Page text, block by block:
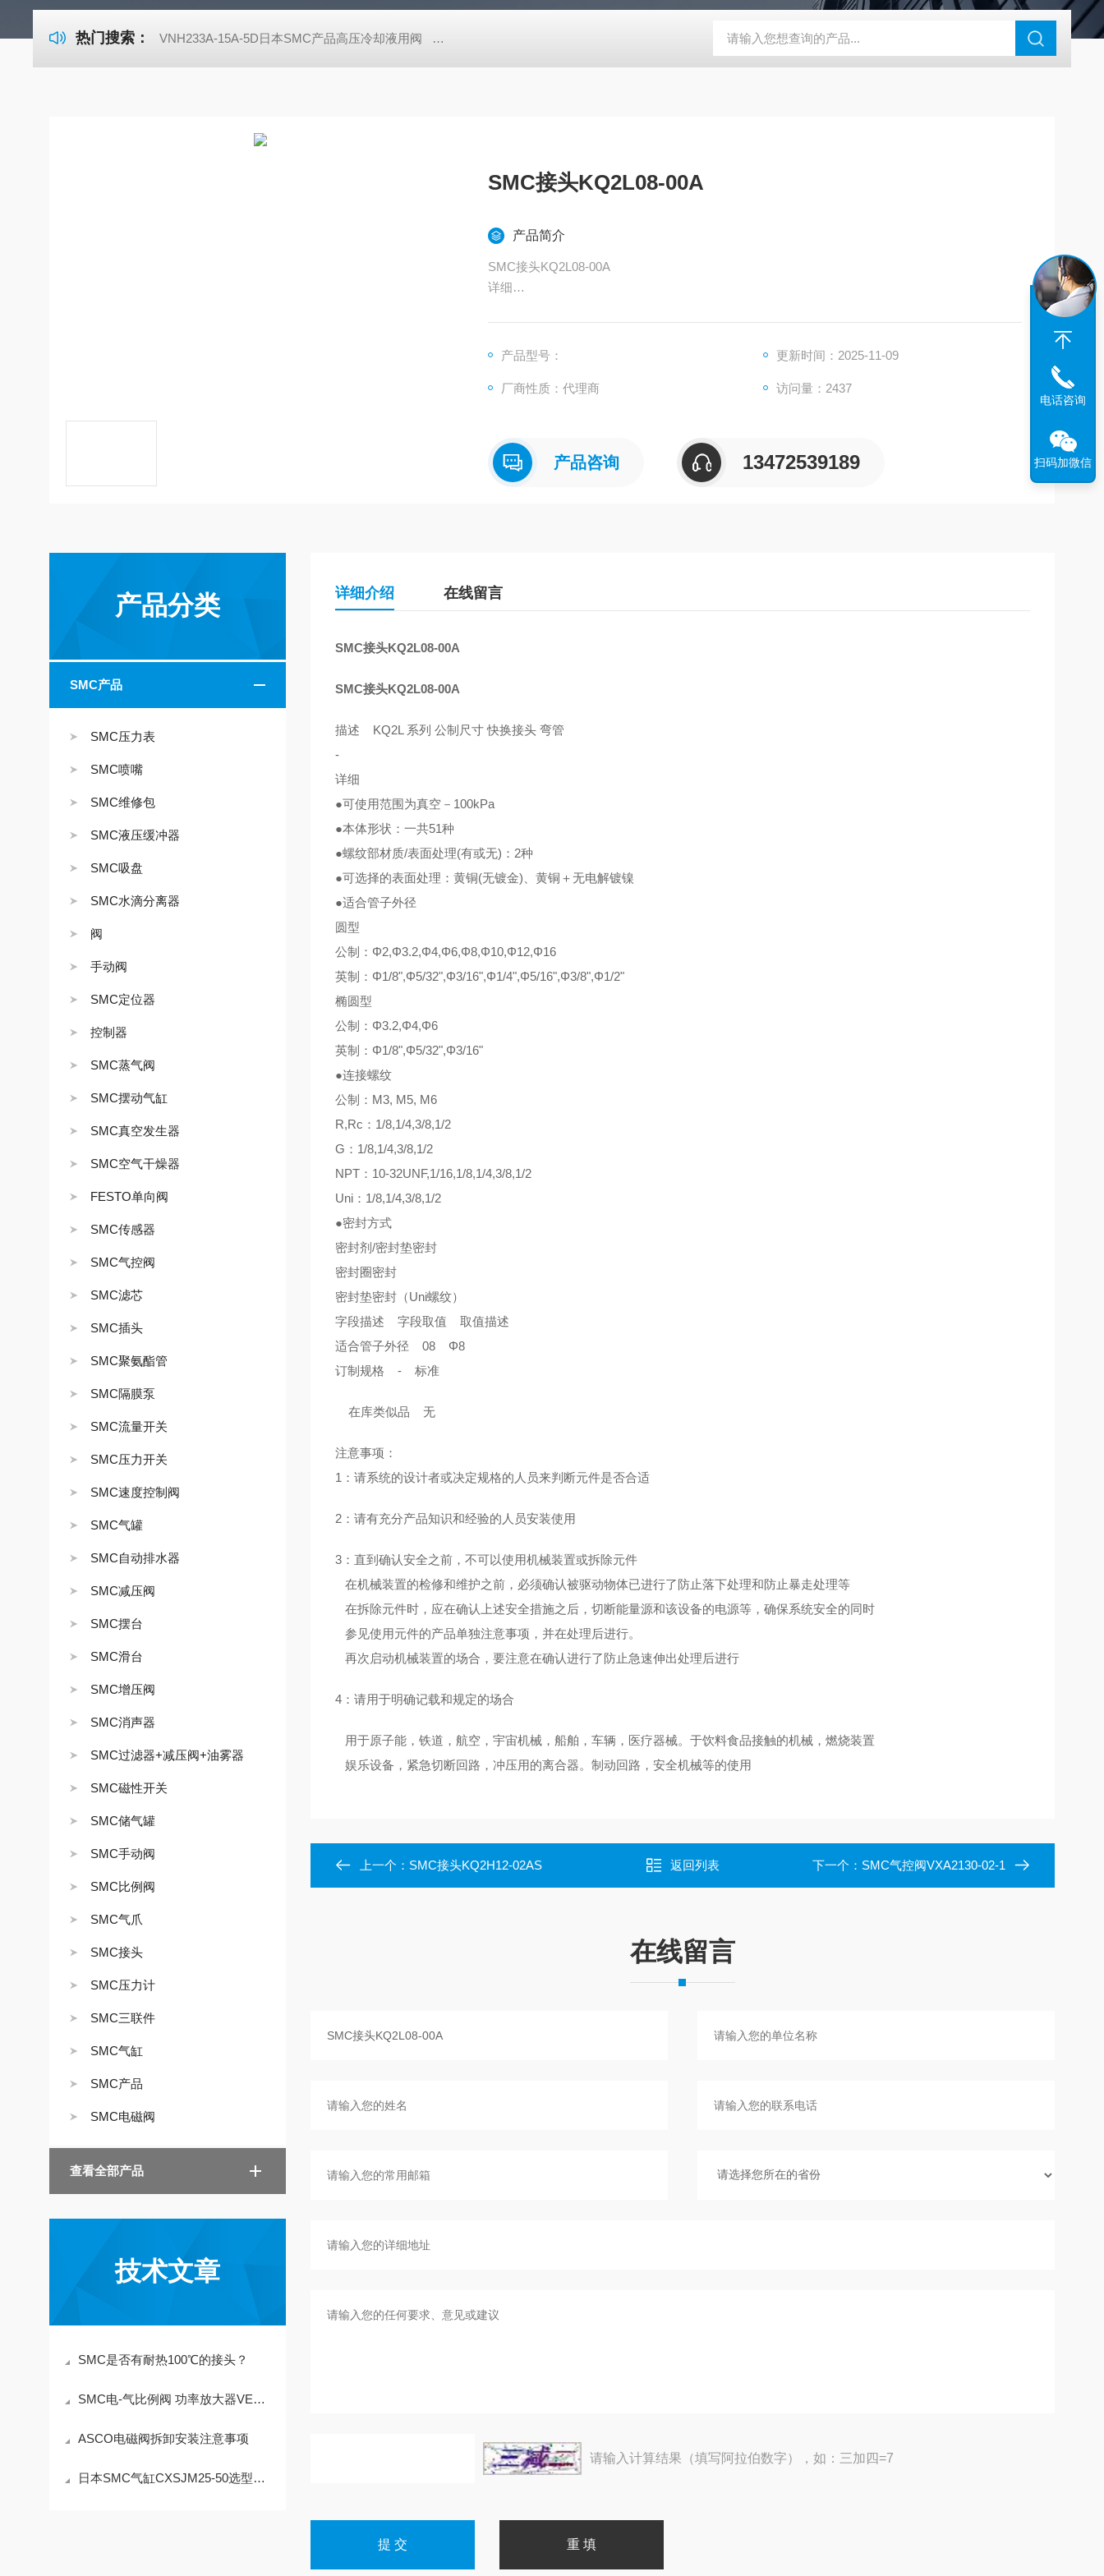
热门搜索： VNH233A-15A-5D日本SMC产品高压冷却液用阀 MVSD-180-4E1-AC220V代理金器Mindman电磁阀MVSD-180-4E1-AC220V 麦特沃克
SMC接头KQ2L08-00A
产品简介
SMC接头KQ2L08-00A
详细
●螺纹部材质/表面处理（有或无）：2种
●适合管子外径
产品型号： 更新时间：2025-11-09
厂商性质：代理商 访问量：2437
产品咨询 13472539189
产品分类
SMC产品
SMC压力表
SMC喷嘴
SMC维修包
SMC液压缓冲器
SMC吸盘
SMC水滴分离器
阀
手动阀
SMC定位器
控制器
SMC蒸气阀
SMC摆动气缸
SMC真空发生器
SMC空气干燥器
FESTO单向阀
SMC传感器
SMC气控阀
SMC滤芯
SMC插头
SMC聚氨酯管
SMC隔膜泵
SMC流量开关
SMC压力开关
SMC速度控制阀
SMC气罐
SMC自动排水器
SMC减压阀
SMC摆台
SMC滑台
SMC增压阀
SMC消声器
SMC过滤器+减压阀+油雾器
SMC磁性开关
SMC储气罐
SMC手动阀
SMC比例阀
SMC气爪
SMC接头
SMC压力计
SMC三联件
SMC气缸
SMC产品
SMC电磁阀
查看全部产品
技术文章
SMC是否有耐热100℃的接头？
SMC电-气比例阀 功率放大器VEA系列VEA111
ASCO电磁阀拆卸安装注意事项
日本SMC气缸CXSJM25-50选型方法
详细介绍 在线留言
SMC接头KQ2L08-00A
SMC接头KQ2L08-00A
描述 KQ2L 系列 公制尺寸 快换接头 弯管
-
详细
●可使用范围为真空－100kPa
●本体形状：一共51种
●螺纹部材质/表面处理(有或无)：2种
●可选择的表面处理：黄铜(无镀金)、黄铜＋无电解镀镍
●适合管子外径
圆型
公制：Φ2,Φ3.2,Φ4,Φ6,Φ8,Φ10,Φ12,Φ16
英制：Φ1/8",Φ5/32",Φ3/16",Φ1/4",Φ5/16",Φ3/8",Φ1/2"
椭圆型
公制：Φ3.2,Φ4,Φ6
英制：Φ1/8",Φ5/32",Φ3/16"
●连接螺纹
公制：M3, M5, M6
R,Rc：1/8,1/4,3/8,1/2
G：1/8,1/4,3/8,1/2
NPT：10-32UNF,1/16,1/8,1/4,3/8,1/2
Uni：1/8,1/4,3/8,1/2
●密封方式
密封剂/密封垫密封
密封圈密封
密封垫密封（Uni螺纹）
字段描述 字段取值 取值描述
适合管子外径 08 Φ8
订制规格 - 标准
在库类似品 无
注意事项：
1：请系统的设计者或决定规格的人员来判断元件是否合适
2：请有充分产品知识和经验的人员安装使用
3：直到确认安全之前，不可以使用机械装置或拆除元件
在机械装置的检修和维护之前，必须确认被驱动物体已进行了防止落下处理和防止暴走处理等
在拆除元件时，应在确认上述安全措施之后，切断能量源和该设备的电源等，确保系统安全的同时
参见使用元件的产品单独注意事项，并在处理后进行。
再次启动机械装置的场合，要注意在确认进行了防止急速伸出处理后进行
4：请用于明确记载和规定的场合
用于原子能，铁道，航空，宇宙机械，船舶，车辆，医疗器械。于饮料食品接触的机械，燃烧装置
娱乐设备，紧急切断回路，冲压用的离合器。制动回路，安全机械等的使用
上一个： SMC接头KQ2H12-02AS 返回列表 下一个： SMC气控阀VXA2130-02-1
在线留言
请输入计算结果（填写阿拉伯数字），如：三加四=7
电话咨询
扫码加微信